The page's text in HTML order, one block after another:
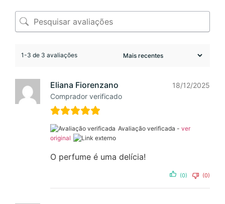
1-3 de 3 avaliações
Eliana Fiorenzano
Comprador verificado
18/12/2025
Avaliação verificada - ver
original
O perfume é uma delícia!
(0) (0)